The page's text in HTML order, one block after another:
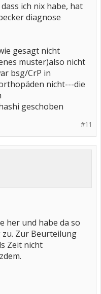
ich nix habe, hat
diagnose
gesagt nicht
muster)also nicht
bsg/CrP in
nicht---die
geschoben
#11
her und habe da so
Zur Beurteilung
Zeit nicht